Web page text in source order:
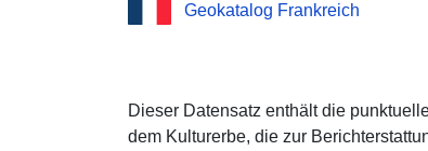
Geokatalog Frankreich
Dieser Datensatz enthält die
dem Kulturerbe, die zur